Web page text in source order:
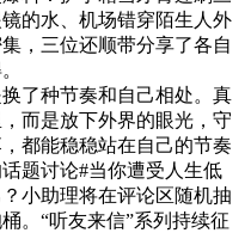
的水、机场错穿陌生人外
，三位还顺带分享了各自
了种节奏和自己相处。真
而是放下外界的眼光，守
都能稳稳站在自己的节奏
题讨论#当你遭受人生低
小助理将在评论区随机抽
。“听友来信”系列持续征